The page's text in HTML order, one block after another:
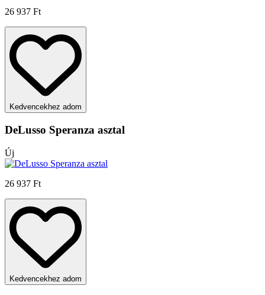
26 937 Ft
Kedvencekhez adom
DeLusso Speranza asztal
Új
26 937 Ft
Kedvencekhez adom